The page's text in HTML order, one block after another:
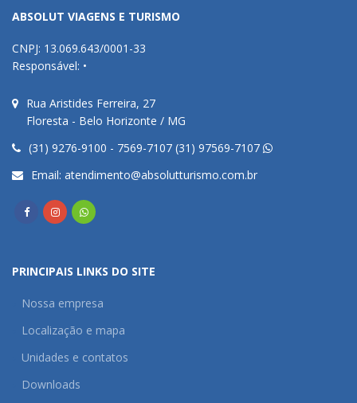
ABSOLUT VIAGENS E TURISMO
CNPJ: 13.069.643/0001-33
Responsável: •
Rua Aristides Ferreira, 27
Floresta - Belo Horizonte / MG
(31) 9276-9100 - 7569-7107 (31) 97569-7107
Email: atendimento@absolutturismo.com.br
PRINCIPAIS LINKS DO SITE
Nossa empresa
Localização e mapa
Unidades e contatos
Downloads